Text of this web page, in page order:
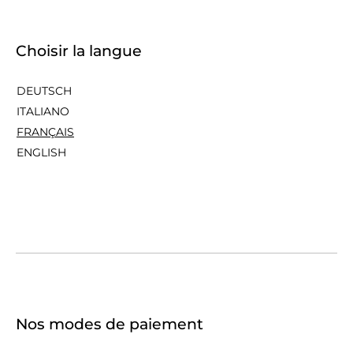
Choisir la langue
DEUTSCH
ITALIANO
FRANÇAIS
ENGLISH
Nos modes de paiement